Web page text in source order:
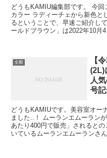
どうもKAMIU編集部です。 今
カラー ラディーチェから新色と
るということで、早速ご紹介し
ールドブラウン」は2022年10月
全般
【
(2L)
人
号記
どうもKAMIUです。美容室オー
ました..！ ムーランエムーラン
あたり400円で販売」されると
いているムーランエムーランさん